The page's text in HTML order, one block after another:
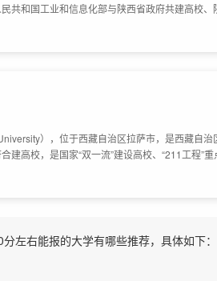
共和国工业和信息化部与陕西省政府共建高校、
），位于西藏自治区拉萨市，是西藏自
建高校，是国家“双一流”建设高校、“211工程”
左右能报的大学有哪些推荐，具体如下：